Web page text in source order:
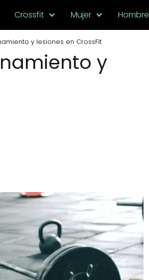
Crossfit Mujer Hombre
y lesiones en CrossFit
y